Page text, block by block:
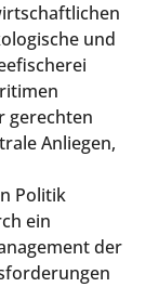
und
gerechten
Anliegen,
Politik
ein
der